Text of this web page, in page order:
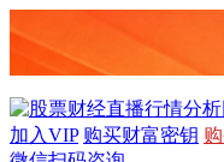
加入VIP 购买财富密钥